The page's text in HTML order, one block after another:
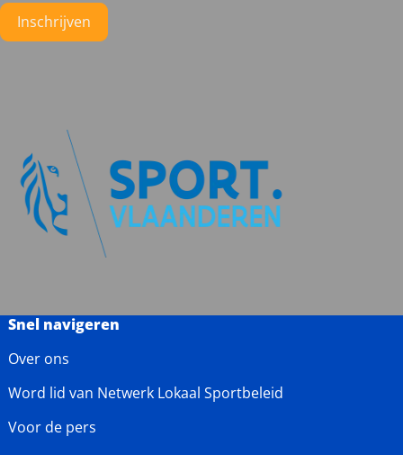
Instagram
FacebookLinkedIn
Snel navigeren
Over ons
Word lid van Netwerk Lokaal Sportbeleid
Voor de pers
Inschrijven